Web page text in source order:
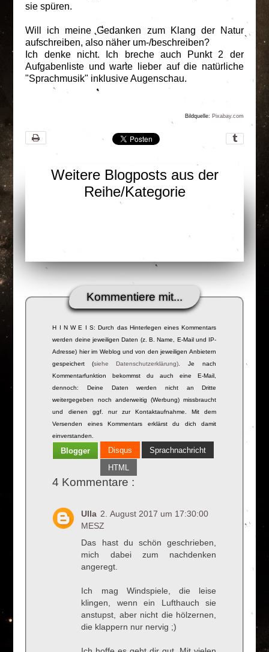
sie spüren.
Will ich meine Gedanken zum Klang der Natur
aufschreiben, also näher um-/beschreiben?
Ich denke nicht. Ich breche auch Punkt 2 der
Aufgabenliste und warte lieber auf die natürliche
"Sprachmusik" inklusive Augenschau.
Bildquelle: Pixabay.com
Weitere Blogposts aus der
Reihe/Kategorie
Kommentiere mit...
H I N W E I S: Durch das Hinterlegen eines Kommentars
werden deine jeweiligen Daten (z. B. Name, E-Mail und IP-
Adresse) hier im Weblog und von den jeweiligen Anbietern
gespeichert (siehe Datenschutzerklärung). Je nach
Kommentarfunktion bekommst du auch eine E-Mail,
dennoch: Deine Daten werden nicht an Dritte
weitergegeben noch anderweitig (Werbung) missbraucht
und dienen ggf. nur zur Kontaktaufnahme. Mit dem
Versenden eines Kommentars erklärst du dich damit
einverstanden.
Blogger Disqus
Sprachnachricht
HTML
4 Kommentare :
Ulla 2. August 2017 um 17:30:00
MESZ
Das hast du schön geschrieben,
mich dabei zum nachdenken
angeregt.
Ich mag Windspiele, die leise
klingen, wenn ein Lufthauch sie
anstupst, aber nicht die hölzernen,
die klappern nur nervig ;)